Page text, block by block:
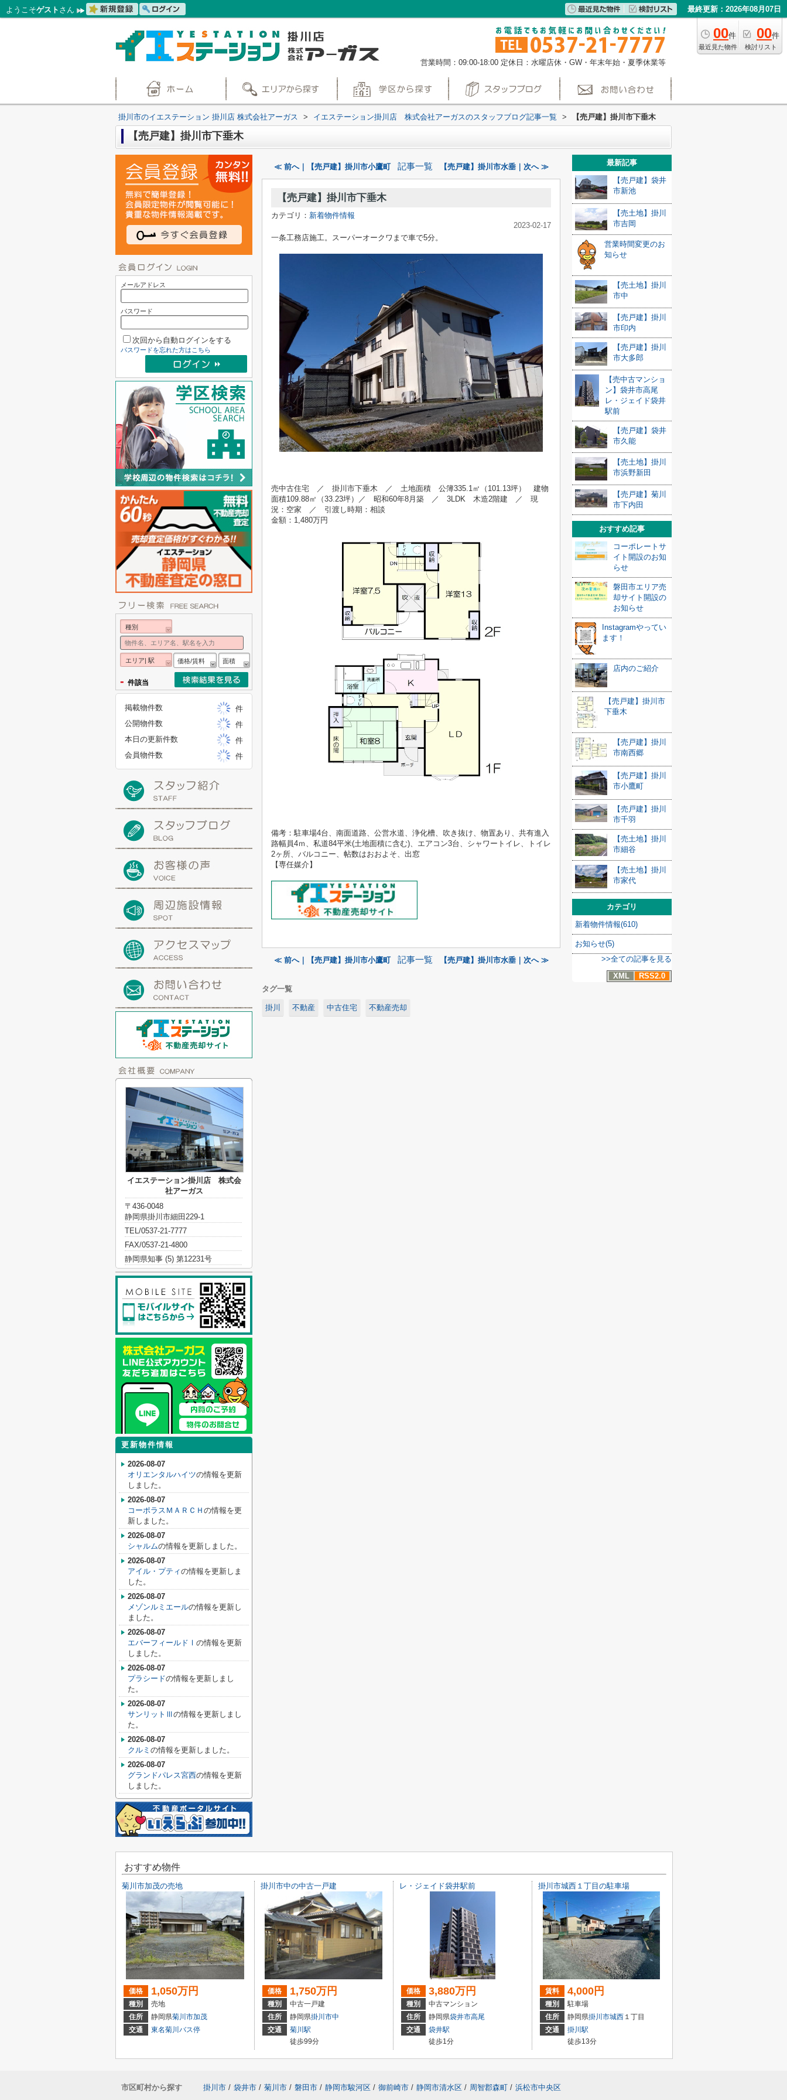
ようこそゲスト さん 最終更新：2026年08月07日
00件
最近見た物件
00件
検討リスト
営業時間：09:00-18:00 定休日：水曜店休・GW・年末年始・夏季休業等
掛川市のイエステーション 掛川店 株式会社アーガス > イエステーション掛川店 株式会社アーガスのスタッフブログ記事一覧 > 【売戸建】掛川市下垂木
【売戸建】掛川市下垂木
≪ 前へ｜【売戸建】掛川市小鷹町 記事一覧 【売戸建】掛川市水垂｜次へ ≫
【売戸建】掛川市下垂木
カテゴリ： 新着物件情報
2023-02-17
一条工務店施工。スーパーオークワまで車で5分。
売中古住宅 ／ 掛川市下垂木
／ 土地面積 公簿335.1㎡（101.13坪） 建物
面積109.88㎡（33.23坪）／ 昭和60年8 月築 ／ 3L DK 木造2階建 ／ 現
況：空家 ／ 引渡し時期：相談
金額：1,480万円
備考： 駐車場4台、南面道路、公営水道、浄化槽、吹き抜け、物置あり、共有進入
路幅員4ｍ、私道84平米(土地面積に含む)、エアコン3台、シャワートイレ、トイレ
2ヶ所、バルコニー、帖数はおおよそ、出窓
【専任媒介】
≪ 前へ｜【売戸建】掛川市小鷹町 記事一覧 【売戸建】掛川市水垂｜次へ ≫
タグ一覧
掛川 不動産 中古住宅 不動産売却
最新記事
【売戸建】袋井
市新池
【売土地】掛川
市吉岡
営業時間変更のお
知らせ
【売土地】掛川
市中
【売戸建】掛川
市印内
【売戸建】掛川
市大多郎
【売中古マンショ
ン】袋井市高尾
レ・ジェイド袋井
駅前
【売戸建】袋井
市久能
【売土地】掛川
市浜野新田
【売戸建】菊川
市下内田
おすすめ記事
コーポレートサ
イト開設のお知
らせ
磐田市エリア売
却サイト開設の
お知らせ
Instagramやってい
ます！
店内のご紹介
【売戸建】掛川市
下垂木
【売戸建】掛川
市南西郷
【売戸建】掛川
市小鷹町
【売戸建】掛川
市千羽
【売土地】掛川
市細谷
【売土地】掛川
市家代
カテゴリ
新着物件情報(610)
お知らせ(5)
>>全ての記事を見る
XML
RSS2.0
メールアドレス
パスワード
次回から自動ログインをする
パスワードを忘れた方はこちら
種別
エリア| 駅 価格/賃料 面積
- 件該当
掲載物件数
件
公開物件数
件
本日の更新件数
件
会員物件数
件
イエステーション掛川店 株式会
社アーガス
〒436-0048
静岡県掛川市細田229-1
TEL/0537-21-7777
FAX/0537-21-4800
静岡県知事 (5) 第12231号
更新物件情報
2026-08-07
オリエンタルハイツの情報を更新
しました。
2026-08-07
コーポラスＭＡＲＣＨ の情報を更
新しました。
2026-08-07
シャルムの情報を更新しました。
2026-08-07
アイル・プティの情報を更新しま
した。
2026-08-07
メゾンルミエールの情報を更新し
ました。
2026-08-07
エバーフィールドⅠ の情報を更新
しました。
2026-08-07
プラシードの情報を更新しまし
た。
2026-08-07
サンリットⅢ の情報を更新しまし
た。
2026-08-07
クルミ の情報を更新しました。
2026-08-07
グランドパレス宮西の情報を更新
しました。
おすすめ物件
菊川市加茂の売地
価格 1,050万円
種別
売地
住所
静岡県菊川市加茂
交通
東名菊川バス停
掛川市中の中古一戸建
価格 1,750万円
種別
中古一戸建
住所
静岡県掛川市中
交通
菊川駅
徒歩99分
レ・ジェイド袋井駅前
価格 3,880万円
種別
中古マンション
住所
静岡県袋井市高尾
交通
袋井駅
徒歩1分
掛川市城西１丁目の駐車場
賃料 4,000円
種別
駐車場
住所
静岡県掛川市城西 １丁目
交通
掛川駅
徒歩13分
市区町村から探す 掛川市 / 袋井市 / 菊川市 / 磐田市 / 静岡市駿河区 / 御前崎市 / 静岡市清水区 / 周智郡森町 / 浜松市中央区